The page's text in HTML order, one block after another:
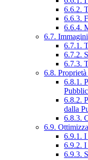
6.6.2.
6.6.3.
6.6.4.
6.7.
6.7.1.
6.7.2.
6.7.3.
6.8.
6.8.1.
6.8.2.
dalla
6.8.3.
6.9.
6.9.1. I
6.9.2. I
6.9.3.